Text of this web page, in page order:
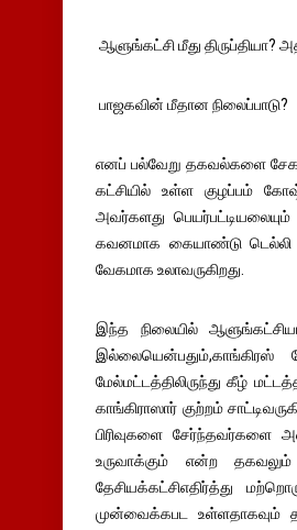
ஆளுங்கட்சி மீது திருப்தியா?
பாஜகவின் மீதான நிலைப்பாடு?
எனப் பல்வேறு தகவல்களை
கட்சியில் உள்ள குழப்பம்
அவர்களது
கவனமாக கையாண்டு டெல்லி
வேகமாக உலாவருகிறது.
இந்த நிலையில்
மேல்மட்டத்திலிருந்து கீழ்
காங்கிராஸார் குற்றம்
பிரிவுகளை சேர்ந்தவர்களை
உருவாக்கும் என்ற தகவலும்
தேசியக்கட்சிஎதிர்த்து
முன்வைக்கபட